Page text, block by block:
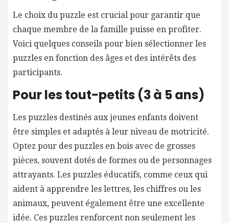
Le choix du puzzle est crucial pour garantir que
chaque membre de la famille puisse en profiter.
Voici quelques conseils pour bien sélectionner les
puzzles en fonction des âges et des intérêts des
participants.
Pour les tout-petits (3 à 5 ans)
Les puzzles destinés aux jeunes enfants doivent
être simples et adaptés à leur niveau de motricité.
Optez pour des puzzles en bois avec de grosses
pièces, souvent dotés de formes ou de personnages
attrayants. Les puzzles éducatifs, comme ceux qui
aident à apprendre les lettres, les chiffres ou les
animaux, peuvent également être une excellente
idée. Ces puzzles renforcent non seulement les